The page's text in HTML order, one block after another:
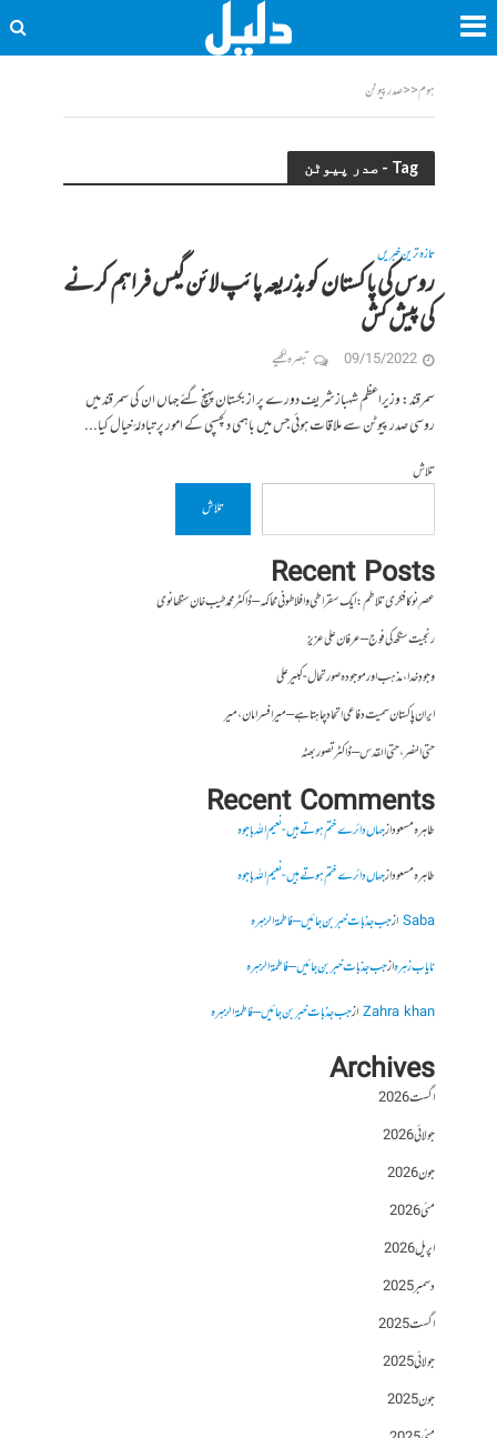
ہوم<<صدر پیوٹن
Tag - صدر پیوٹن
تازہ ترین خبریں
روس کی پاکستان کو بذریعہ پائپ لائن گیس فراہم کرنے
کی پیش کش
09/15/2022 تبصرہ لکھیے
سمرقند: وزیراعظم شہباز شریف دورے پر ازبکستان پہنچ گئے جہاں ان کی سمر قند میں
روسی صدر پیوٹن سے ملاقات ہوئی جس میں باہمی دلچسپی کے امور پر تبادلۂ خیال کیا...
تلاش
تلاش
Recent Posts
عصرِ نو کا فکری تلاطم: ایک سقراطی و افلاطونی محاکمہ – ڈاکٹر محمد طیب خان سنگھانوی
رنجیت سنگھ کی فوج – عرفان علی عزیز
وجودِ خدا، مذہب اور موجودہ صورتحال- کبیر علی
ایران پاکستان سمیت دفاعی اتحاد چاہتا ہے – میر افسر امان،میر
حتی النصر ، حتی القدس – ڈاکٹر تصور بھٹہ
Recent Comments
طاہرہ مسعودازجہاں دائرے ختم ہوتے ہیں- نعیم اللہ باجوہ
طاہرہ مسعودازجہاں دائرے ختم ہوتے ہیں- نعیم اللہ باجوہ
Sabaازجب جذبات خبر بن جائیں – فاطمۃالزہرہ
نایاب زہرہازجب جذبات خبر بن جائیں – فاطمۃالزہرہ
Zahra khanازجب جذبات خبر بن جائیں – فاطمۃالزہرہ
Archives
اگست 2026
جولائی 2026
جون 2026
مئی 2026
اپریل 2026
دسمبر 2025
اگست 2025
جولائی 2025
جون 2025